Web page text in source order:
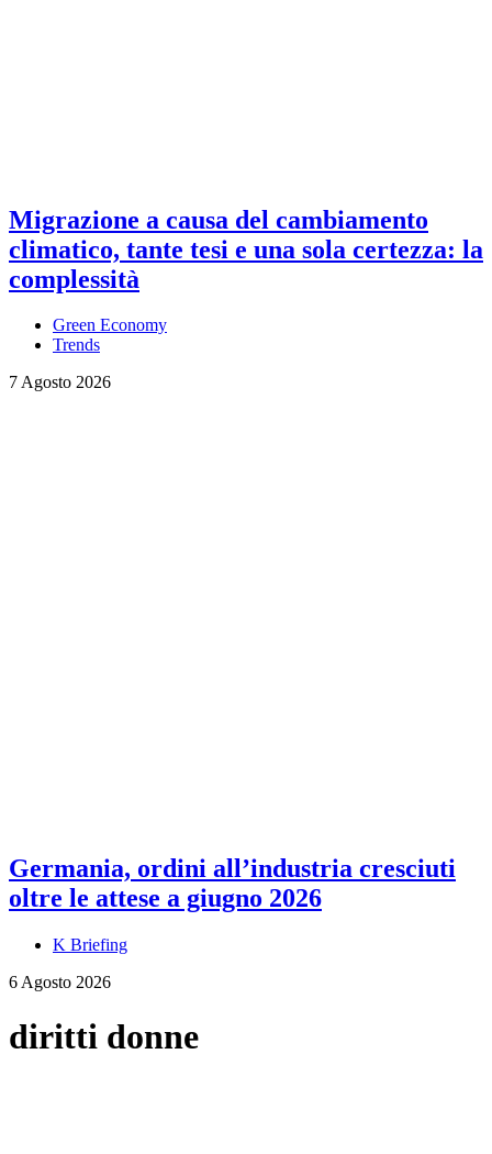
Migrazione a causa del cambiamento
climatico, tante tesi e una sola certezza: la
complessità
Green Economy
Trends
7 Agosto 2026
Germania, ordini all’industria cresciuti
oltre le attese a giugno 2026
K Briefing
6 Agosto 2026
diritti donne